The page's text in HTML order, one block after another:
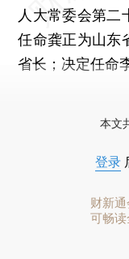
人大常委会第二
任命龚正为山东
省长；决定任命
本文
登录
财新通
可畅读